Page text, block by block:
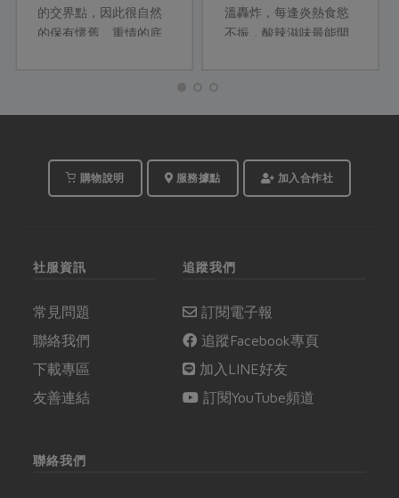
的交界點，因此很自然
的保有懷舊、重情的底
麗的氣質。這樣融合新
在Suki 本次為我們介紹
溫轟炸，每逢炎熱食慾
不振，酸辣滋味最能開
西餐主廚王志舜分享幾
並運用當季蔬果入菜的
手，又能快速提振食慾
的泰式經典料理，邀請
之驚艷。
購物說明 服務據點 加入合作社
社服資訊
常見問題
聯絡我們
下載專區
友善連結
追蹤我們
訂閱電子報
追蹤Facebook專頁
加入LINE好友
訂閱YouTube頻道
聯絡我們